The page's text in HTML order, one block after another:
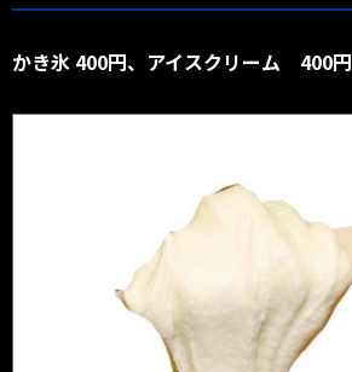
かき氷 400円、アイスクリーム 400円